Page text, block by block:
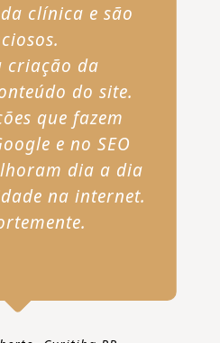
clínica e são
criação da
do site.
que fazem
e no SEO
dia a dia
na internet.